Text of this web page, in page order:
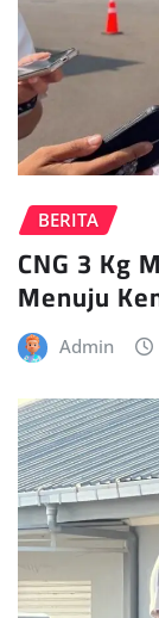
BERITA
CNG 3 Kg
Menuju
Admin